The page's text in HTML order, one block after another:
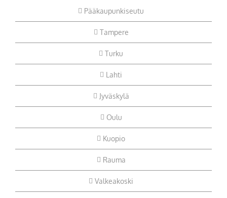
Pääkaupunkiseutu
Tampere
Turku
Lahti
Jyväskylä
Oulu
Kuopio
Rauma
Valkeakoski